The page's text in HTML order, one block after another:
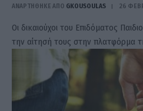
ΑΝΑΡΤΗΘΗΚΕ ΑΠΟ GKOUSOULAS 26
Οι δικαιούχοι του Επιδόματος
την αίτησή τους στην πλατφόρμα